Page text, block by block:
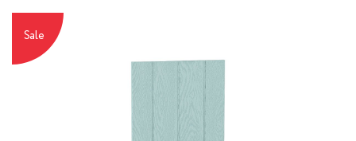
Sale